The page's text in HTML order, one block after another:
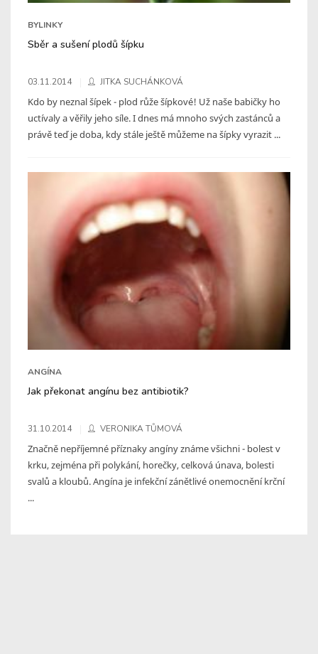
BYLINKY
Sběr a sušení plodů šípku
03.11.2014 JITKA SUCHÁNKOVÁ
Kdo by neznal šípek - plod růže šípkové! Už naše babičky ho
uctívaly a věřily jeho síle. I dnes má mnoho svých zastánců a
právě teď je doba, kdy stále ještě můžeme na šípky vyrazit ...
ANGÍNA
Jak překonat angínu bez antibiotik?
31.10.2014 VERONIKA TŮMOVÁ
Značně nepříjemné příznaky angíny známe všichni - bolest v
krku, zejména při polykání, horečky, celková únava, bolesti
svalů a kloubů. Angína je infekční zánětlivé onemocnění krční
...